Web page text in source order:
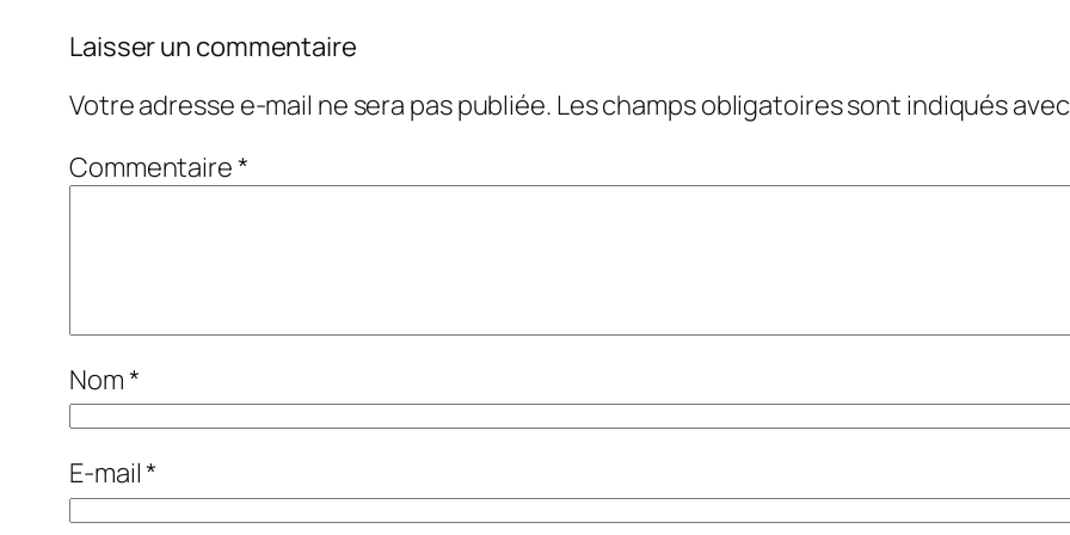
Laisser un commentaire
Votre adresse e-mail ne sera pas publiée. Les champs obligatoires sont indiqués
Commentaire*
Nom*
E-mail*